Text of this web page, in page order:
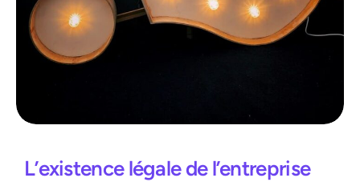
L’existence légale de l’entreprise